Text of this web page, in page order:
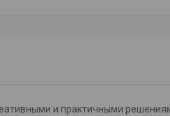
и практичными